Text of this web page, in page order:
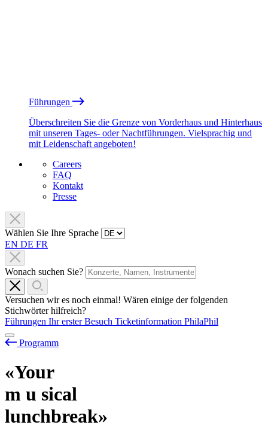
Führungen
Überschreiten Sie die Grenze von Vorderhaus und Hinterhaus
mit unseren Tages- oder Nachtführungen. Vielsprachig und
mit Leidenschaft angeboten!
Careers
FAQ
Kontakt
Presse
Wählen Sie Ihre Sprache
EN DE FR
Wonach suchen Sie?
Versuchen wir es noch einmal! Wären einige der folgenden
Stichwörter hilfreich?
Führungen Ihr erster Besuch Ticketinformation PhilaPhil
Programm
«Your
m u sical
lunchbreak»